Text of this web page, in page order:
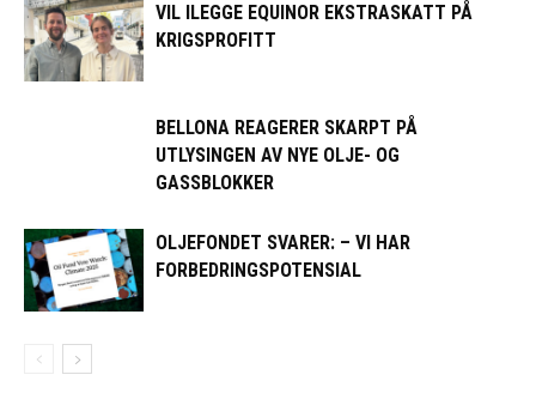
VIL ILEGGE EQUINOR EKSTRASKATT PÅ
KRIGSPROFITT
BELLONA REAGERER SKARPT PÅ
UTLYSINGEN AV NYE OLJE- OG
GASSBLOKKER
OLJEFONDET SVARER: – VI HAR
FORBEDRINGSPOTENSIAL